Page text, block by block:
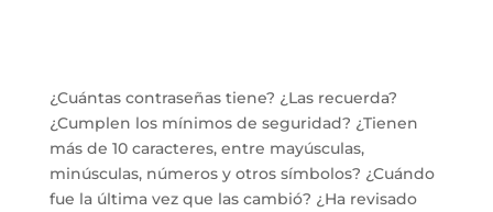
¿Cuántas contraseñas tiene? ¿Las recuerda?
¿Cumplen los mínimos de seguridad? ¿Tienen
más de 10 caracteres, entre mayúsculas,
minúsculas, números y otros símbolos? ¿Cuándo
fue la última vez que las cambió? ¿Ha revisado